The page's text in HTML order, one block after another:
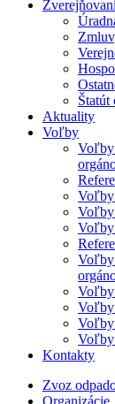
Štatút
Aktuality
Voľby
Voľby
Voľby
Voľby
Voľby
Voľby
Voľby
Voľby
Voľby
Voľby
Kontakty
Zvoz
Organizácie